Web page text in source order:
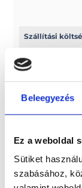
Beleegyezés
Ez a weboldal
Sütiket
szabásához,
Méretek
Szállítási
Az ár nem
2.500 euro +
szállítási díj
A típussal